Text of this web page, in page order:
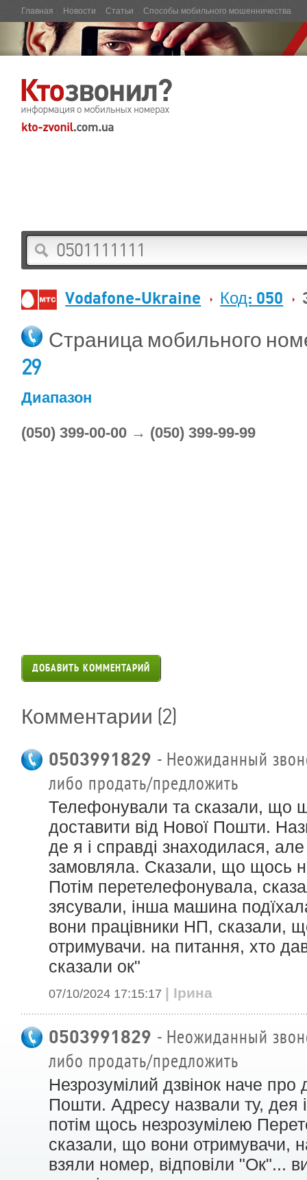
Главная Новости Статьи Способы мобильного мошенничества
Vodafone-Ukraine Код: 050
Страница мобильного
29
Диапазон
(050) 399-00-00 → (050) 399-99-99
ДОБАВИТЬ КОММЕНТАРИЙ
Комментарии (2)
0503991829 - Неожиданный
либо продать/предложить
Телефонували та сказали, що
доставити від Нової Пошти.
де я і справді знаходилася, але
замовляла. Сказали, що щось
Потім перетелефонувала,
зясували, інша машина
вони працівники НП, сказали,
отримувачи. на питання, хто
сказали ок"
07/10/2024 17:15:17 | Ірина
0503991829 - Неожиданный
либо продать/предложить
Незрозумілий дзвінок наче про
Пошти. Адресу назвали ту, дея
потім щось незрозумілею
сказали, що вони отримувачи,
взяли номер, відповіли "Ок"...